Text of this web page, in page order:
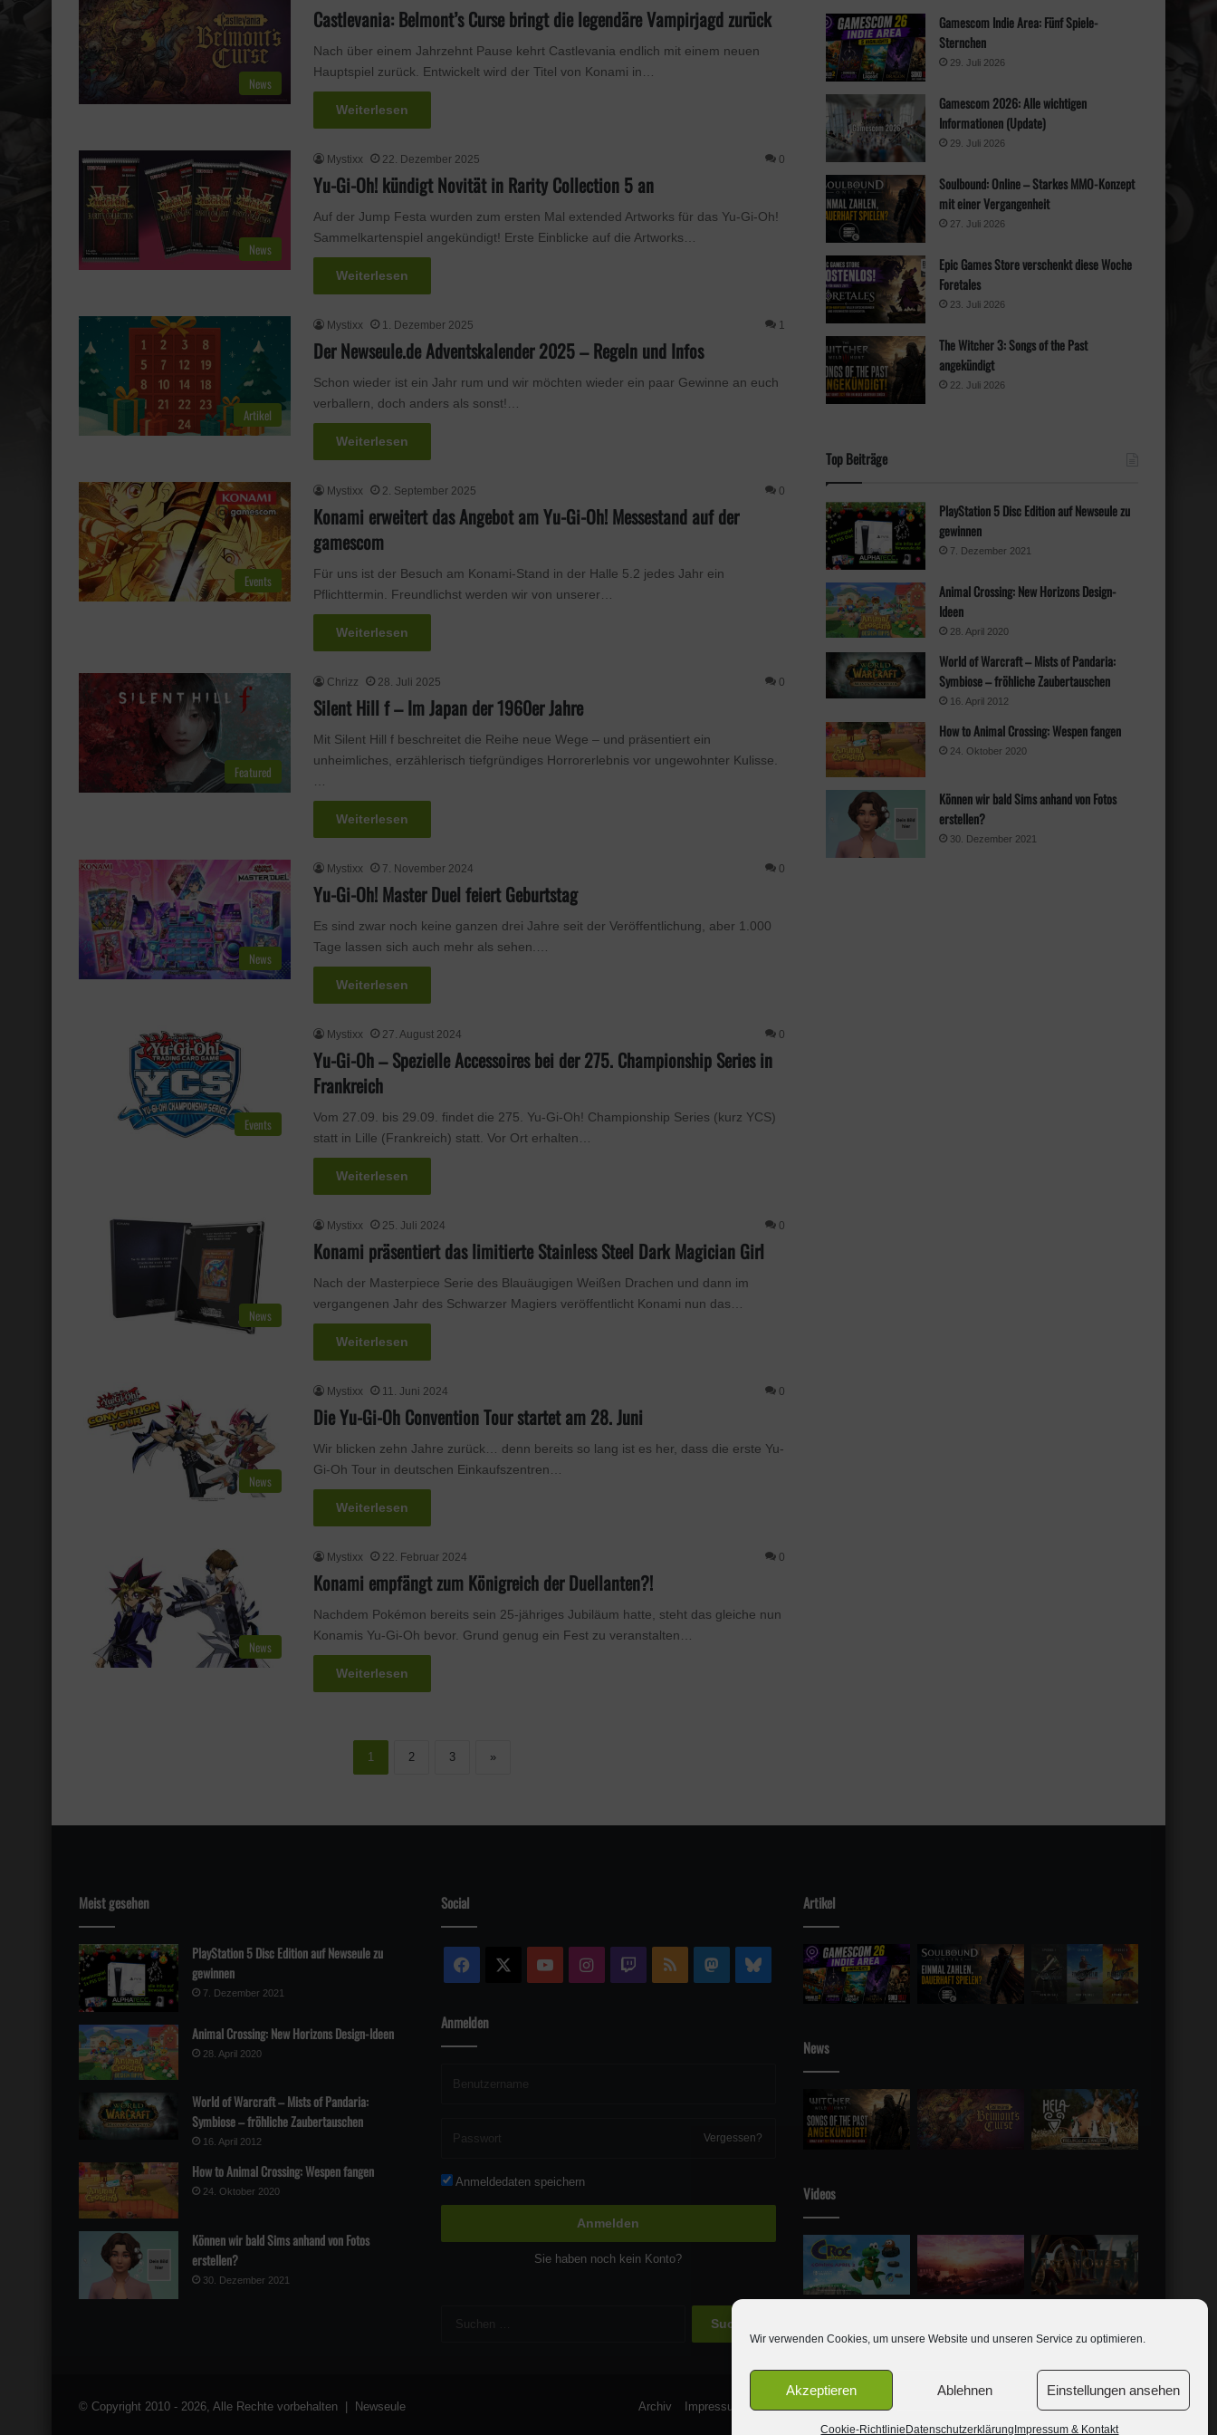
Wir verwenden Cookies, um unsere Website und unseren Service zu optimieren.
Akzeptieren Ablehnen Einstellungen ansehen
Cookie-Richtlinie Datenschutzerklärung Impressum & Kontakt
News
Castlevania: Belmont’s Curse bringt die legendäre Vampirjagd zurück
Nach über einem Jahrzehnt Pause kehrt Castlevania endlich mit einem neuen
Hauptspiel zurück. Entwickelt wird der Titel von Konami in…
Weiterlesen
News
Mystixx 22. Dezember 2025 0
Yu-Gi-Oh! kündigt Novität in Rarity Collection 5 an
Auf der Jump Festa wurden zum ersten Mal extended Artworks für das Yu-Gi-Oh!
Sammelkartenspiel angekündigt! Erste Einblicke auf die Artworks…
Weiterlesen
Artikel
Mystixx 1. Dezember 2025 1
Der Newseule.de Adventskalender 2025 – Regeln und Infos
Schon wieder ist ein Jahr rum und wir möchten wieder ein paar Gewinne an euch
verballern, doch anders als sonst!…
Weiterlesen
Events
Mystixx 2. September 2025 0
Konami erweitert das Angebot am Yu-Gi-Oh! Messestand auf der
gamescom
Für uns ist der Besuch am Konami-Stand in der Halle 5.2 jedes Jahr ein
Pflichttermin. Freundlichst werden wir von unserer…
Weiterlesen
Featured
Chrizz 28. Juli 2025 0
Silent Hill f – Im Japan der 1960er Jahre
Mit Silent Hill f beschreitet die Reihe neue Wege – und präsentiert ein
unheimliches, erzählerisch tiefgründiges Horrorerlebnis vor ungewohnter Kulisse.
Weiterlesen
News
Mystixx 7. November 2024 0
Yu-Gi-Oh! Master Duel feiert Geburtstag
Es sind zwar noch keine ganzen drei Jahre seit der Veröffentlichung, aber 1.000
Tage lassen sich auch mehr als sehen.…
Weiterlesen
Events
Mystixx 27. August 2024 0
Yu-Gi-Oh – Spezielle Accessoires bei der 275. Championship Series in
Frankreich
Vom 27.09. bis 29.09. findet die 275. Yu-Gi-Oh! Championship Series (kurz YCS)
statt in Lille (Frankreich) statt. Vor Ort erhalten…
Weiterlesen
News
Mystixx 25. Juli 2024 0
Konami präsentiert das limitierte Stainless Steel Dark Magician Girl
Nach der Masterpiece Serie des Blauäugigen Weißen Drachen und dann im
vergangenen Jahr des Schwarzer Magiers veröffentlicht Konami nun das…
Weiterlesen
News
Mystixx 11. Juni 2024 0
Die Yu-Gi-Oh Convention Tour startet am 28. Juni
Wir blicken zehn Jahre zurück… denn bereits so lang ist es her, dass die erste Yu-
Gi-Oh Tour in deutschen Einkaufszentren…
Weiterlesen
News
Mystixx 22. Februar 2024 0
Konami empfängt zum Königreich der Duellanten?!
Nachdem Pokémon bereits sein 25-jähriges Jubiläum hatte, steht das gleiche nun
Konamis Yu-Gi-Oh bevor. Grund genug ein Fest zu veranstalten…
Weiterlesen
1 2 3 »
a
Gamescom Indie Area: Fünf Spiele-
Sternchen
29. Juli 2026
Gamescom 2026: Alle wichtigen
Informationen (Update)
29. Juli 2026
Soulbound: Online – Starkes MMO-Konzept
mit einer Vergangenheit
27. Juli 2026
Epic Games Store verschenkt diese Woche
Foretales
23. Juli 2026
The Witcher 3: Songs of the Past
angekündigt
22. Juli 2026
Top Beiträge
PlayStation 5 Disc Edition auf Newseule zu
gewinnen
7. Dezember 2021
Animal Crossing: New Horizons Design-
Ideen
28. April 2020
World of Warcraft – Mists of Pandaria:
Symbiose – fröhliche Zaubertauschen
16. April 2012
How to Animal Crossing: Wespen fangen
24. Oktober 2020
Können wir bald Sims anhand von Fotos
erstellen?
30. Dezember 2021
Meist gesehen
PlayStation 5 Disc Edition auf Newseule zu
gewinnen
7. Dezember 2021
Animal Crossing: New Horizons Design-Ideen
28. April 2020
World of Warcraft – Mists of Pandaria:
Symbiose – fröhliche Zaubertauschen
16. April 2012
How to Animal Crossing: Wespen fangen
24. Oktober 2020
Können wir bald Sims anhand von Fotos
erstellen?
30. Dezember 2021
Social
Facebook YouTubeInstagram
TwitchRSS MastodonBluesky
Anmelden
Vergessen?
Anmeldedaten speichern
Anmelden
Sie haben noch kein Konto?
Artikel
News
Videos
© Copyright 2010 - 2026, Alle Rechte vorbehalten | Newseule Archiv Impressum & Kontakt Cookie-Richtlinie (EU) Datenschutzerklärung